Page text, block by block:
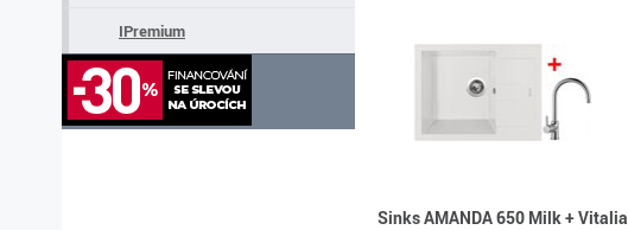
IPremium
Sinks AMANDA 650 Milk + Vitalia